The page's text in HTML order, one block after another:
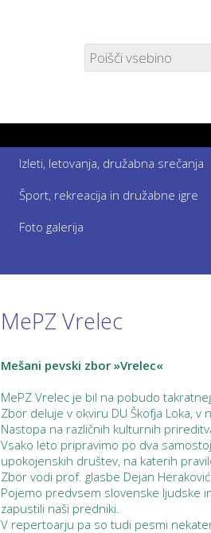
Izleti, letovanja, družabna srečanja
Šport, rekreacija in družabne igre
Foto galerija
MePZ Vrelec
Mešani pevski zbor »Vrelec«
MePZ Vrelec je bil na pobudo
Zbor deluje v okviru DU Škofja Loka,
Nastopa na različnih kulturnih
Vsako leto pripravimo po dva
upokojenskih društev, na katerih
Zbor vodi prof. glasbe Dejan
Pojemo predvsem slovenske ljudske
zapustili naši predniki.
V repertoarju pa so tudi pesmi